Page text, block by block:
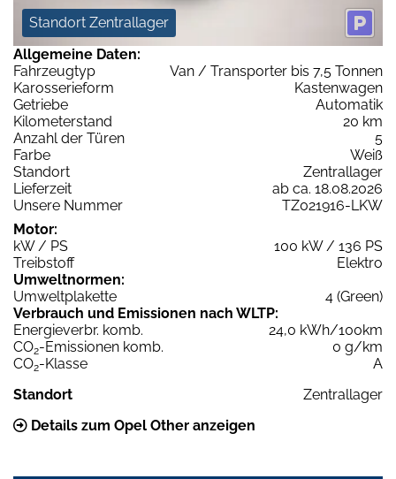
Standort Zentrallager
Allgemeine Daten:
Fahrzeugtyp
Van / Transporter bis 7,5 Tonnen
Karosserieform
Kastenwagen
Getriebe
Automatik
Kilometerstand
20 km
Anzahl der Türen
5
Farbe
Weiß
Standort
Zentrallager
Lieferzeit
ab ca. 18.08.2026
Unsere Nummer
TZ021916-LKW
Motor:
kW / PS
100 kW / 136 PS
Treibstoff
Elektro
Umweltnormen:
Umweltplakette
4 (Green)
Verbrauch und Emissionen nach WLTP:
Energieverbr. komb.
24,0 kWh/100km
CO2-Emissionen komb.
0 g/km
CO2-Klasse
A
Standort
Zentrallager
Details zum Opel Other anzeigen